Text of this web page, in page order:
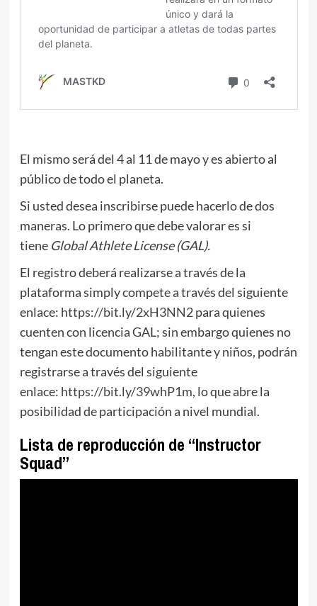
El mismo será del 4 al 11 de mayo y es abierto al
público de todo el planeta.
Si usted desea inscribirse puede hacerlo de dos
maneras. Lo primero que debe valorar es si
tiene Global Athlete License (GAL).
El registro deberá realizarse a través de la
plataforma simply compete a través del siguiente
enlace: https://bit.ly/2xH3NN2para quienes
cuenten con licencia GAL; sin embargo quienes no
tengan este documento habilitante y niños, podrán
registrarse a través del siguiente
enlace: https://bit.ly/39whP1m, lo que abre la
posibilidad de participación a nivel mundial.
Lista de reproducción de “Instructor
Squad”